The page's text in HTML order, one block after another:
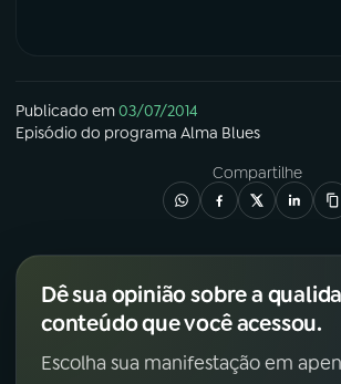
YouTube
X
Publicado em03/07/2014
Episódio do programa Alma Blues
Compartilhe
Dê sua opinião sobre a
conteúdo que você acessou.
Escolha sua manifestação em